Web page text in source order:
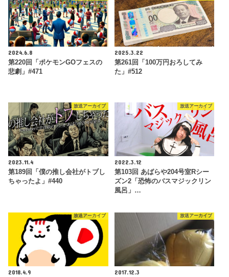
2024.6.8
第220回「ポケモンGOフェスの
悲劇」#471
2025.3.22
第261回「100万円おろしてみ
た」#512
放送アーカイブ
2023.11.4
第189回「僕の推し会社がトブし
ちゃったよ」#440
放送アーカイブ
2022.3.12
第103回 あばらや204号室Rシー
ズン2「恐怖のバスマジックリン
風呂」…
放送アーカイブ
2018.4.9
放送アーカイブ
2017.12.3